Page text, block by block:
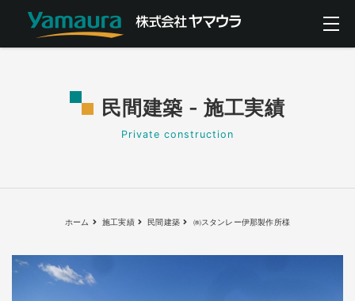
民間建築 - 施工実績
Private construction
ホーム 施工実績 民間建築 ㈱スタンレー伊那製作所様